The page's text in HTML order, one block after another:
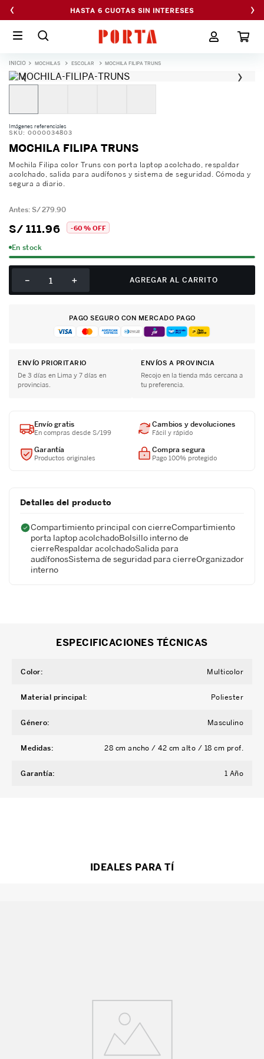
‹ HASTA 6 CUOTAS SIN INTERESES ›
MOCHILAS ESCOLAR MOCHILA FILIPA TRUNS
‹ ›
Imágenes referenciales
SKU: 0000034803
MOCHILA FILIPA TRUNS
Mochila Filipa color Truns con porta laptop acolchado, respaldar
acolchado, salida para audífonos y sistema de seguridad. Cómoda y
segura a diario.
S/279.90
S/ 111.96 -60 % OFF
En stock
＋
－ AGREGAR AL CARRITO
PAGO SEGURO CON MERCADO PAGO
ENVÍO PRIORITARIO
De 3 días en Lima y 7 días en
provincias.
ENVÍOS A PROVINCIA
Recojo en la tienda más cercana a
tu preferencia.
Envío gratis
En compras desde S/199
Cambios y devoluciones
Fácil y rápido
Garantía
Productos originales
Compra segura
Pago 100% protegido
Detalles del producto
Compartimiento principal con cierreCompartimiento
porta laptop acolchadoBolsillo interno de
cierreRespaldar acolchadoSalida para
audífonosSistema de seguridad para cierreOrganizador
interno
ESPECIFICACIONES TÉCNICAS
Color: Multicolor
Material principal: Poliester
Género: Masculino
Medidas: 28 cm ancho / 42 cm alto / 18 cm prof.
Garantía: 1 Año
IDEALES PARA TÍ